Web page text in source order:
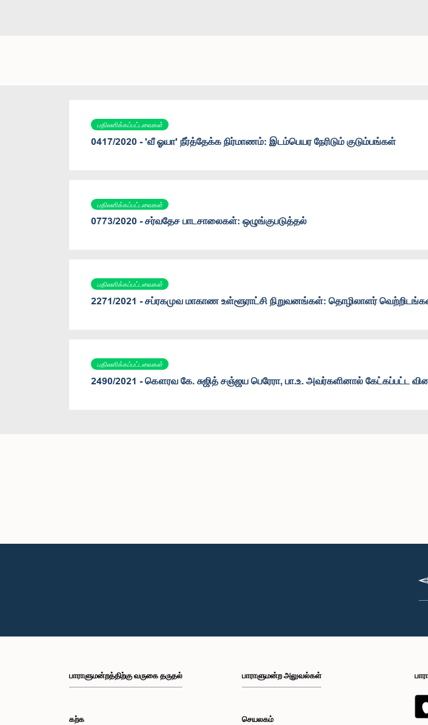
பதிலளிக்கப்பட்டவைகள்
0417/2020 - 'வீ ஓயா' நீர்த்தேக்க நிர்மாணம்: இடம்பெயர நேரிடும் குடும்பங்கள்
பதிலளிக்கப்பட்டவைகள்
0773/2020 - சர்வதேச பாடசாலைகள்: ஒழுங்குபடுத்தல்
பதிலளிக்கப்பட்டவைகள்
2271/2021 - சப்ரகமுவ மாகாண உள்ளூராட்சி நிறுவனங்கள்: தொழிலாளர்
பதிலளிக்கப்பட்டவைகள்
2490/2021 - கௌரவ கே. சுஜித் சஞ்ஜய பெரேரா, பா.உ. அவர்களினால் கேட்கப்பட்ட
பாராளுமன்றத்திற்கு வருகை தருதல்
கற்க
பாராளுமன்ற அலுவல்கள்
செயலகம்